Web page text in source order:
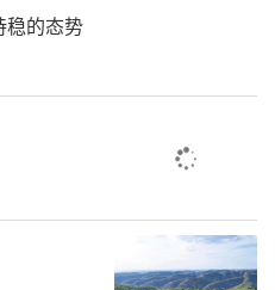
、业务工作水平，增
行动自觉。
，促规范管理
作组织架构和制度体
层人士工作实际，创
（即：1个联谊组织
障、5个实践创新基地
稳的态势